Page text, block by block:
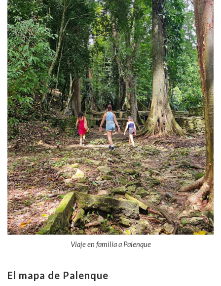
Viaje en familia a Palenque
El mapa de Palenque